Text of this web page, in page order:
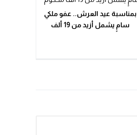
بمناسبة عيد العرش.. عفو ملكي
سامٍ يشمل أزيد من 19 ألف